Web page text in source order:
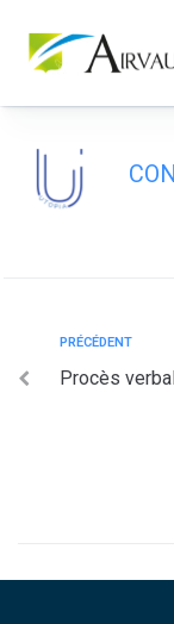
Procès
PRÉCÉDENT
Procès